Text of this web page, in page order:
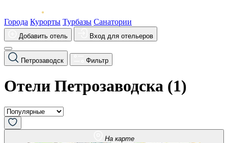
Города Курорты Турбазы Санатории
Добавить отель Вход для отельеров
Петрозаводск Фильтр
Отели Петрозаводска (1)
На карте